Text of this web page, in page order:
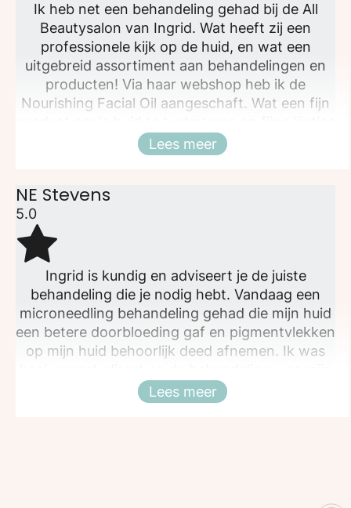
Ik heb net een behandeling gehad bij de All
Beautysalon van Ingrid. Wat heeft zij een
professionele kijk op de huid, en wat een
uitgebreid assortiment aan behandelingen en
producten! Via haar webshop heb ik de
Nourishing Facial Oil aangeschaft. Wat een fijn
te vervagen. Alles bij elkaar kan ik deze salon en
webshop van harte aanraden!
Sluiten
Lees meer
NE Stevens
5.0
Ingrid is kundig en adviseert je de juiste
behandeling die je nodig hebt. Vandaag een
microneedling behandeling gehad die mijn huid
een betere doorbloeding gaf en pigmentvlekken
op mijn huid behoorlijk deed afnemen. Ik was
huid gladder en ik had een frisse teint! Heel blij
met het resultaat :)
Sluiten
Lees meer